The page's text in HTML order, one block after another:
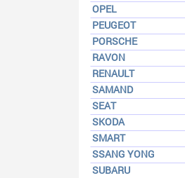
OPEL
PEUGEOT
PORSCHE
RAVON
RENAULT
SAMAND
SEAT
SKODA
SMART
SSANG YONG
SUBARU